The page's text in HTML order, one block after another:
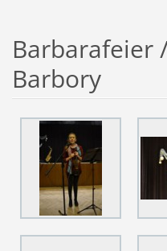
Barbarafeier
Barbory